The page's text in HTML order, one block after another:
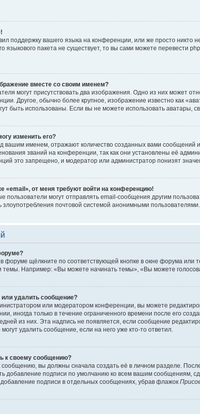
поддержку вашего языка на конференции, или же просто
языкового пакета не существует, то вы сами можете
вместе со своим именем?
могут присутствовать два изображения. Одно из них может
Другое, обычно более крупное, изображение известно как
быть использованы. Если вы не можете использовать
изменить его?
вашим именем, отражают количество созданных вами
званий на конференции, так как они установлены её
это запрещено, и модератор или администратор понизят
«email», от меня требуют войти на конференцию!
пользователи могут отправлять email-сообщения другим
злоупотребления почтовой системой анонимными пользователями.
форуме щёлкните по соответствующей кнопке в окне форума
темы. Например: «Вы можете начинать темы», «Вы можете
или удалить сообщение?
или модератором конференции, вы можете
иногда только в течение ограниченного времени после его
из них. Эта надпись не появляется, если сообщение
удалить сообщение, если на него уже кто-то ответил.
к своему сообщению?
сообщению, вы должны сначала создать её в личном разделе.
добавление подписи по умолчанию ко всем вашим сообщениям,
подписи в отдельных сообщениях, убрав флажок